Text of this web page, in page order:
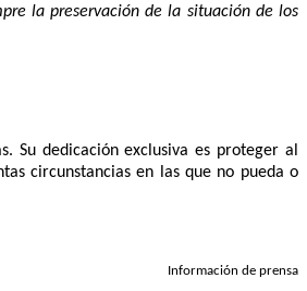
la preservación de la situación de los
Su dedicación exclusiva es proteger al
circunstancias en las que no pueda o
Información de prensa